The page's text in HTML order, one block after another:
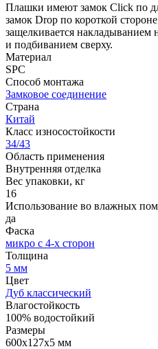
Плашки имеют замок Click по
замок Drop по короткой
защелкивается
и подбиванием сверху.
Материал
SPC
Способ монтажа
Замковое соединение
Страна
Китай
Класс износостойкости
34/43
Область применения
Внутренняя отделка
Вес упаковки, кг
16
Использование во влажных
да
Фаска
микро с 4-х сторон
Толщина
5 мм
Цвет
Дуб классический
Влагостойкость
100% водостойкий
Размеры
600х127х5 мм